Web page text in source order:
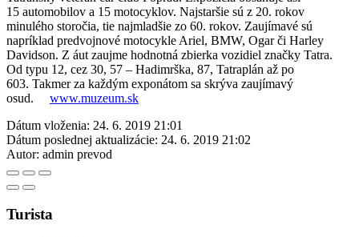
15 automobilov a 15 motocyklov. Najstaršie sú z 20. rokov
minulého storočia, tie najmladšie zo 60. rokov. Zaujímavé sú
napríklad predvojnové motocykle Ariel, BMW, Ogar či Harley
Davidson. Z áut zaujme hodnotná zbierka vozidiel značky Tatra.
Od typu 12, cez 30, 57 – Hadimrška, 87, Tatraplán až po
603. Takmer za každým exponátom sa skrýva zaujímavý
osud. www.muzeum.sk
Dátum vloženia: 24. 6. 2019 21:01
Dátum poslednej aktualizácie: 24. 6. 2019 21:02
Autor: admin prevod
Turista